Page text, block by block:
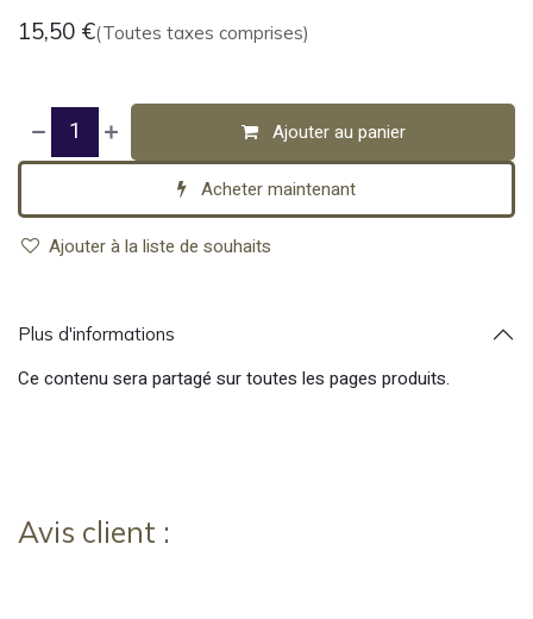
15,50 €(Toutes taxes comprises)
Ajouter au panier
Acheter maintenant
Ajouter à la liste de souhaits
Plus d'informations
Ce contenu sera partagé sur toutes les pages produits.
Avis client :